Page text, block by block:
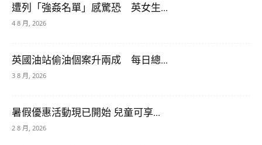
遭列「強姦名單」感驚恐 英女生...
4 8 月, 2026
英國油站偷油個案升兩成 每日總...
3 8 月, 2026
暑假優惠活動現已開始 兒童可享...
2 8 月, 2026